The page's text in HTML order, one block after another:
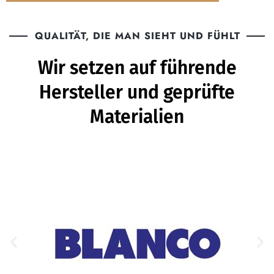
QUALITÄT, DIE MAN SIEHT UND FÜHLT
Wir setzen auf führende
Hersteller und geprüfte
Materialien